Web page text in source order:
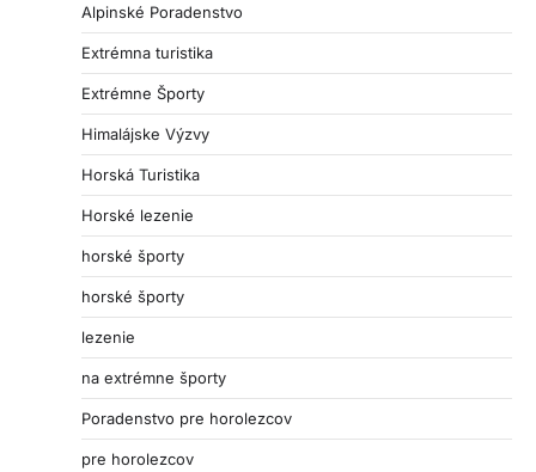
Alpinské Poradenstvo
Extrémna turistika
Extrémne Športy
Himalájske Výzvy
Horská Turistika
Horské lezenie
horské športy
horské športy
lezenie
na extrémne športy
Poradenstvo pre horolezcov
pre horolezcov